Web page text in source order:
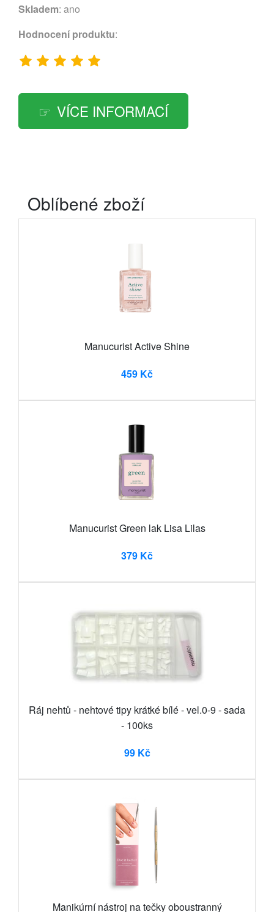
Skladem: ano
Hodnocení produktu:
VÍCE INFORMACÍ
Oblíbené zboží
Manucurist Active Shine
459 Kč
Manucurist Green lak Lisa Lilas
379 Kč
Ráj nehtů - nehtové tipy krátké bílé - vel.0-9 - sada
- 100ks
99 Kč
Manikúrní nástroj na tečky oboustranný